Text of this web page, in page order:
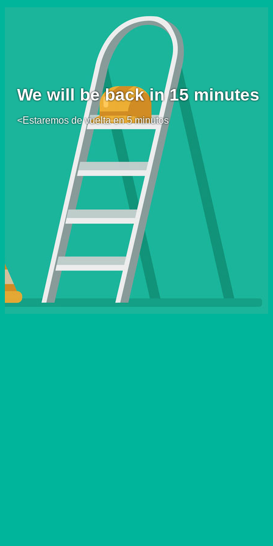
We will be back in 15 minutes
<Estaremos de vuelta en 5 minutos